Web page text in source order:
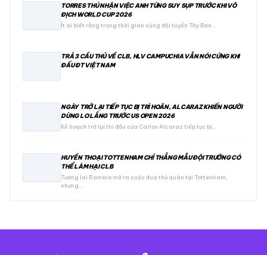
TORRES THÚ NHẬN VIỆC ANH TỪNG SUY SỤP TRƯỚC KHI VÔ
ĐỊCH WORLD CUP 2026
Ít ai biết rằng trong thời gian cùng đội tuyển Tây Ban…
TRẢ 3 CẦU THỦ VỀ CLB, HLV CAMPUCHIA VẪN NÓI CỨNG KHI
ĐẤU ĐT VIỆT NAM
NGÀY TRỞ LẠI TIẾP TỤC BỊ TRÌ HOÃN, ALCARAZ KHIẾN NGƯỜI
DÙNG LO LẮNG TRƯỚC US OPEN 2026
Kế hoạch trở lại thi đấu của Carlos Alcaraz tiếp tục bị…
HUYỀN THOẠI TOTTENHAM CHỈ THẲNG MẪU ĐỘI TRƯỞNG CÓ
THỂ LÀM HẠI CLB
Tương lai Romero mở ra cuộc đua thủ quân tại Tottenham,
nhưng…